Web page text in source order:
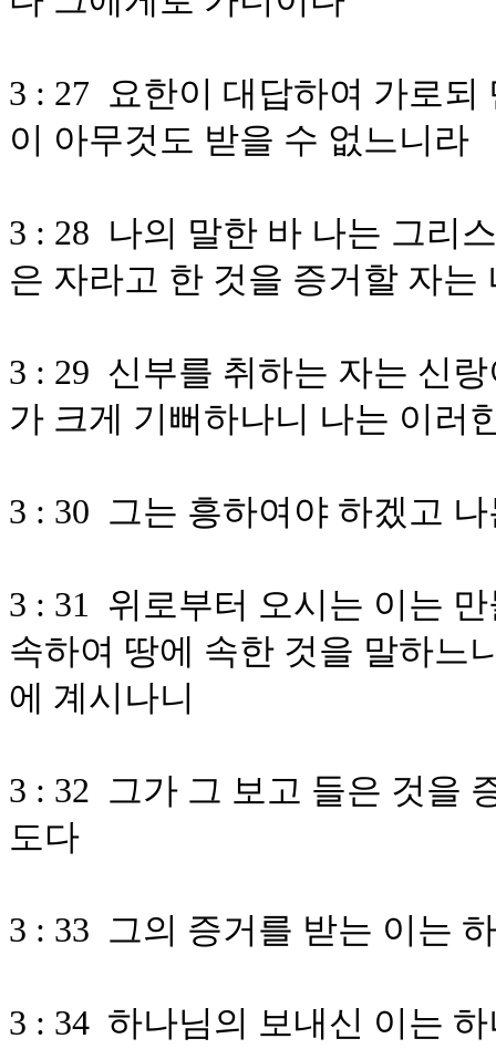
3 : 27 요한이 대답하여 가로
이 아무것도 받을 수 없느니라
3 : 28 나의 말한 바 나는 그리
은 자라고 한 것을 증거할 자는
3 : 29 신부를 취하는 자는 신
가 크게 기뻐하나니 나는 이러
3 : 30 그는 흥하여야 하겠고
3 : 31 위로부터 오시는 이는
속하여 땅에 속한 것을 말하느
에 계시나니
3 : 32 그가 그 보고 들은 것을
도다
3 : 33 그의 증거를 받는 이는
3 : 34 하나님의 보내신 이는